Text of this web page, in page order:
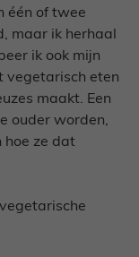
één of twee
maar ik herhaal
ik ook mijn
vegetarisch eten
maakt. Een
ouder worden,
hoe ze dat